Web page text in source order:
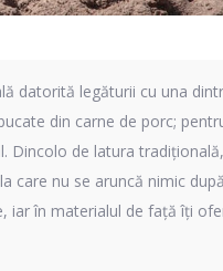
datorită legăturii cu una
din carne de porc;
Dincolo de latura tradițională,
care nu se aruncă nimic după
iar în materialul de față îți